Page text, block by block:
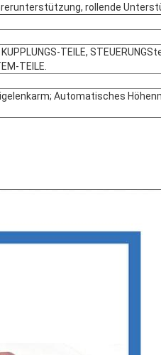
rollende
TEILE,
TEILE.
Automatisches